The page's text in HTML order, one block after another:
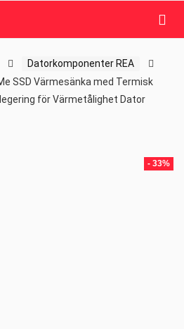
Datorkomponenter REA
SSD Värmesänka med Termisk
för Värmetålighet Dator
- 33%